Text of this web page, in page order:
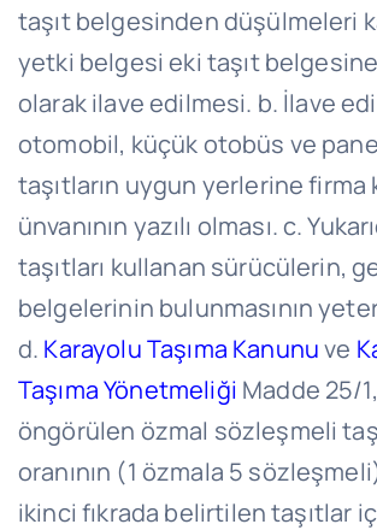
taşıt belgesinden düşülmeleri
yetki belgesi eki taşıt
olarak ilave edilmesi. b. İlave
otomobil, küçük otobüs ve
taşıtların uygun yerlerine firma
ünvanının yazılı olması. c.
taşıtları kullanan sürücülerin,
belgelerinin bulunmasının
d. Karayolu Taşıma Kanunuve
Taşıma Yönetmeliği Madde 25/
öngörülen özmal sözleşmeli
oranının (1 özmala 5
ikinci fıkrada belirtilen taşıtlar